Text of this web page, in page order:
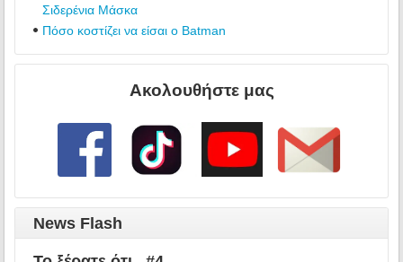
Σιδερένια Μάσκα
Πόσο κοστίζει να είσαι ο Batman
Ακολουθήστε μας
News Flash